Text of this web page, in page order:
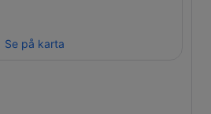
Annette von Droste-Hülshoff.
Se på karta